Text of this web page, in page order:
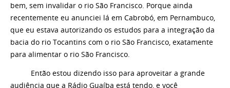
bem, sem invalidar o rio São Francisco. Porque ainda
recentemente eu anunciei lá em Cabrobó, em Pernambuco,
que eu estava autorizando os estudos para a integração da
bacia do rio Tocantins com o rio São Francisco, exatamente
para alimentar o rio São Francisco.
Então estou dizendo isso para aproveitar a grande
audiência que a Rádio Guaíba está tendo, e você